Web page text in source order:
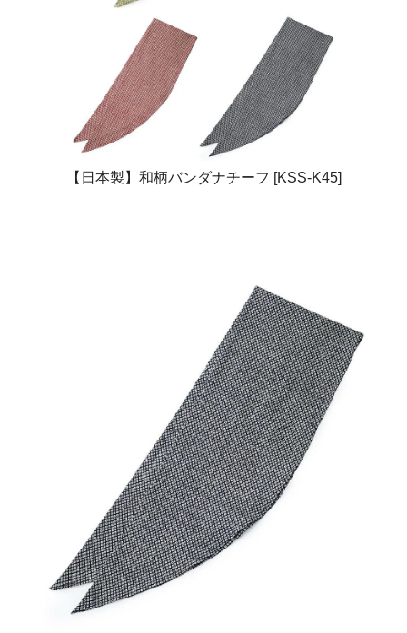
【日本製】和柄バンダナチーフ [KSS-K45]